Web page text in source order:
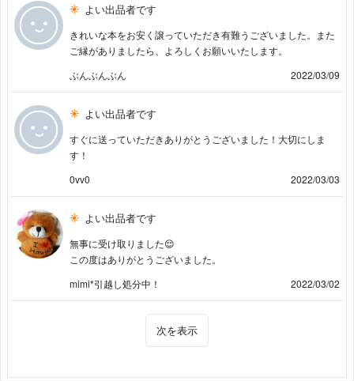
よい出品者です
きれいな本をお安く譲っていただき有難うございました。また
ご縁がありましたら、よろしくお願いいたします。
ぶんぶんぶん
2022/03/09
よい出品者です
すぐに送っていただきありがとうございました！大切にしま
す！
0vv0
2022/03/03
よい出品者です
無事に受け取りました😌
この度はありがとうございました。
mimi*引越し処分中！
2022/03/02
次を表示